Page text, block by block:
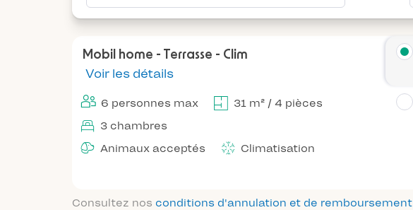
Mobil home - Terrasse - Clim
Voir les détails
6 personnes max
31 m² / 4 pièces
3 chambres
Animaux acceptés
Climatisation
Consultez nos conditions d'annulation et de remboursement